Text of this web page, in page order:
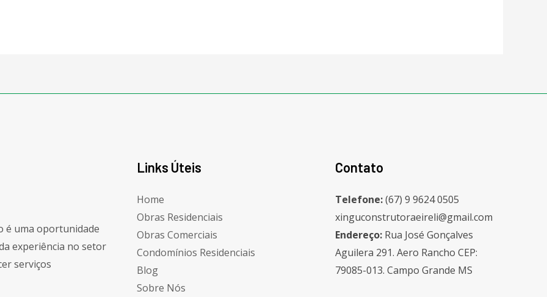
é uma oportunidade
experiência no setor
serviços
Links Úteis
Home
Obras Residenciais
Obras Comerciais
Condomínios Residenciais
Blog
Sobre Nós
Contato
Telefone:(67) 9 9624 0505
xinguconstrutoraeireli@gmail.com
Endereço: Rua José Gonçalves
Aguilera 291. Aero Rancho CEP:
79085-013. Campo Grande MS